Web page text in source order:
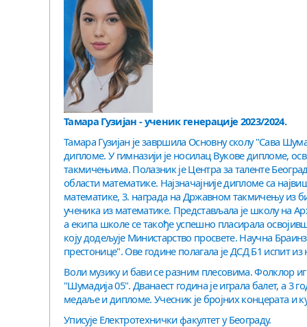
Тамара Гузијан - ученик генерације 2023/2024.
Тамара Гузијан је завршила Основну сколу "Сава
дипломе. У гимназији је носилац Вукове дипломе,
такмичењима. Полазник је Центра за таленте
области математике. Најзначајније дипломе са
математике, 3. награда на Државном такмичењу из
ученика из математике. Представљала је школу на
а екипа школе се такође успешно пласирала
коју додељује Министарство просвете. Научна Браинз
престонице". Ове године полагала је ДСД Б1 испит из
Воли музику и бави се разним плесовима. Фолклор
"Шумадија 05". Дванаест година је играла балет, а 3
медаље и дипломе. Учесник је бројних концерата и
Уписује Електротехнички факултет у Београду.